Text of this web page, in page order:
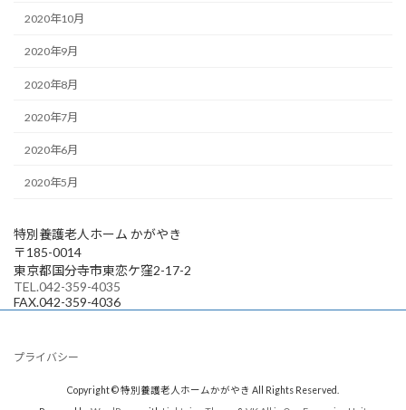
2020年10月
2020年9月
2020年8月
2020年7月
2020年6月
2020年5月
特別養護老人ホーム かがやき
〒185-0014
東京都国分寺市東恋ケ窪2-17-2
TEL.042-359-4035
FAX.042-359-4036
プライバシー
Copyright © 特別養護老人ホームかがやき All Rights Reserved.